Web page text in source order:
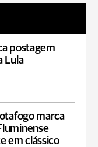
postagem
Lula
marca
em clássico